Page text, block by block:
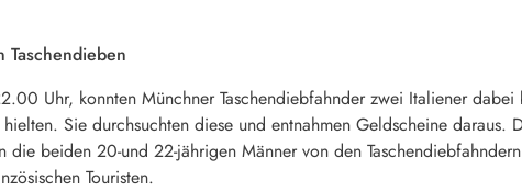
Taschendieben
Uhr, konnten Münchner Taschendiebfahnder zwei Italiener
Sie durchsuchten diese und entnahmen Geldscheine daraus.
die beiden 20-und 22-jährigen Männer von den
Touristen.